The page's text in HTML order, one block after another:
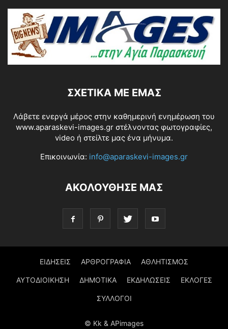
ΣΧΕΤΙΚΆ ΜΕ ΕΜΆΣ
Λάβετε ενεργά μέρος στην καθημερινή ενημέρωση του
www.aparaskevi-images.gr στέλνοντας φωτογραφίες,
video ή στείλτε μας ένα μήνυμα.
Επικοινωνία: info@aparaskevi-images.gr
ΑΚΟΛΟΥΘΗΣΕ ΜΑΣ
ΕΙΔΗΣΕΙΣ ΑΡΘΡΟΓΡΑΦΙΑ ΑΘΛΗΤΙΣΜΟΣ
ΑΥΤΟΔΙΟΙΚΗΣΗ ΔΗΜΟΤΙΚΑ ΕΚΔΗΛΩΣΕΙΣ ΕΚΛΟΓΕΣ
ΣΥΛΛΟΓΟΙ
© Kk & APimages